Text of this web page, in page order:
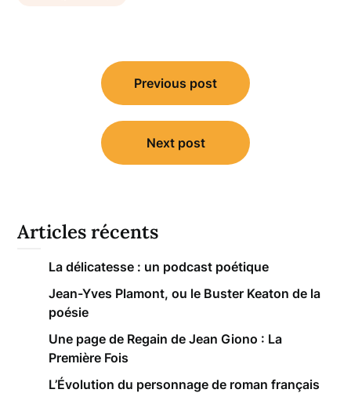
Navigation
Previous post
Next post
Articles récents
La délicatesse : un podcast poétique
Jean-Yves Plamont, ou le Buster Keaton de la
poésie
Une page de Regain de Jean Giono : La
Première Fois
L’Évolution du personnage de roman français